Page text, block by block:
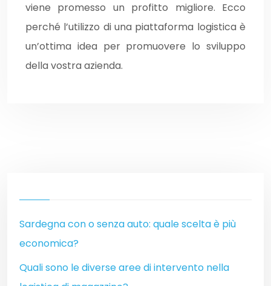
viene promesso un profitto migliore. Ecco
perché l’utilizzo di una piattaforma logistica è
un’ottima idea per promuovere lo sviluppo
della vostra azienda.
Sardegna con o senza auto: quale scelta è più
economica?
Quali sono le diverse aree di intervento nella